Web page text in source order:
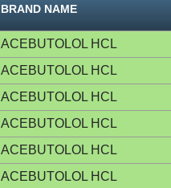
BRAND NAME
ACEBUTOLOL HCL
ACEBUTOLOL HCL
ACEBUTOLOL HCL
ACEBUTOLOL HCL
ACEBUTOLOL HCL
ACEBUTOLOL HCL